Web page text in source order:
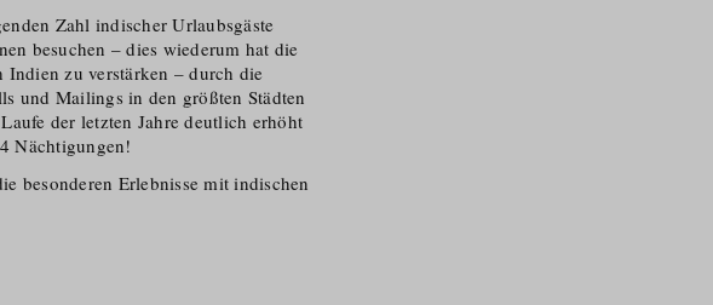
Zahl indischer Urlaubsgäste
besuchen – dies wiederum hat die
zu verstärken – durch die
und Mailings in den größten Städten
der letzten Jahre deutlich erhöht
Nächtigungen!
besonderen Erlebnisse mit indischen